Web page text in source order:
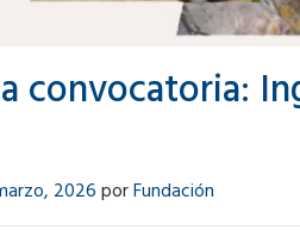
convocatoria:
2026porFundación